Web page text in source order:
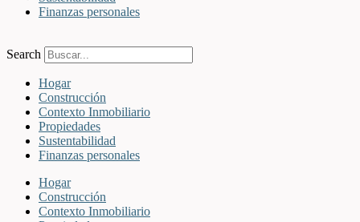
Finanzas personales
Search
Hogar
Construcción
Contexto Inmobiliario
Propiedades
Sustentabilidad
Finanzas personales
Hogar
Construcción
Contexto Inmobiliario